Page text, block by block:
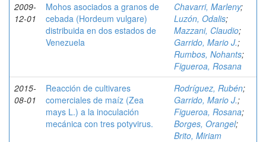
2009-
12-01
Mohos asociados a granos de
cebada (Hordeum vulgare)
distribuida en dos estados de
Venezuela
Chavarri, Marleny;
Luzón, Odalis;
Mazzani, Claudio;
Garrido, Mario J.;
Rumbos, Nohants;
Figueroa, Rosana
2015-
08-01
Reacción de cultivares
comerciales de maíz (Zea
mays L.) a la inoculación
mecánica con tres potyvirus.
Rodríguez, Rubén;
Garrido, Mario J.;
Figueroa, Rosana;
Borges, Orangel;
Brito, Miriam